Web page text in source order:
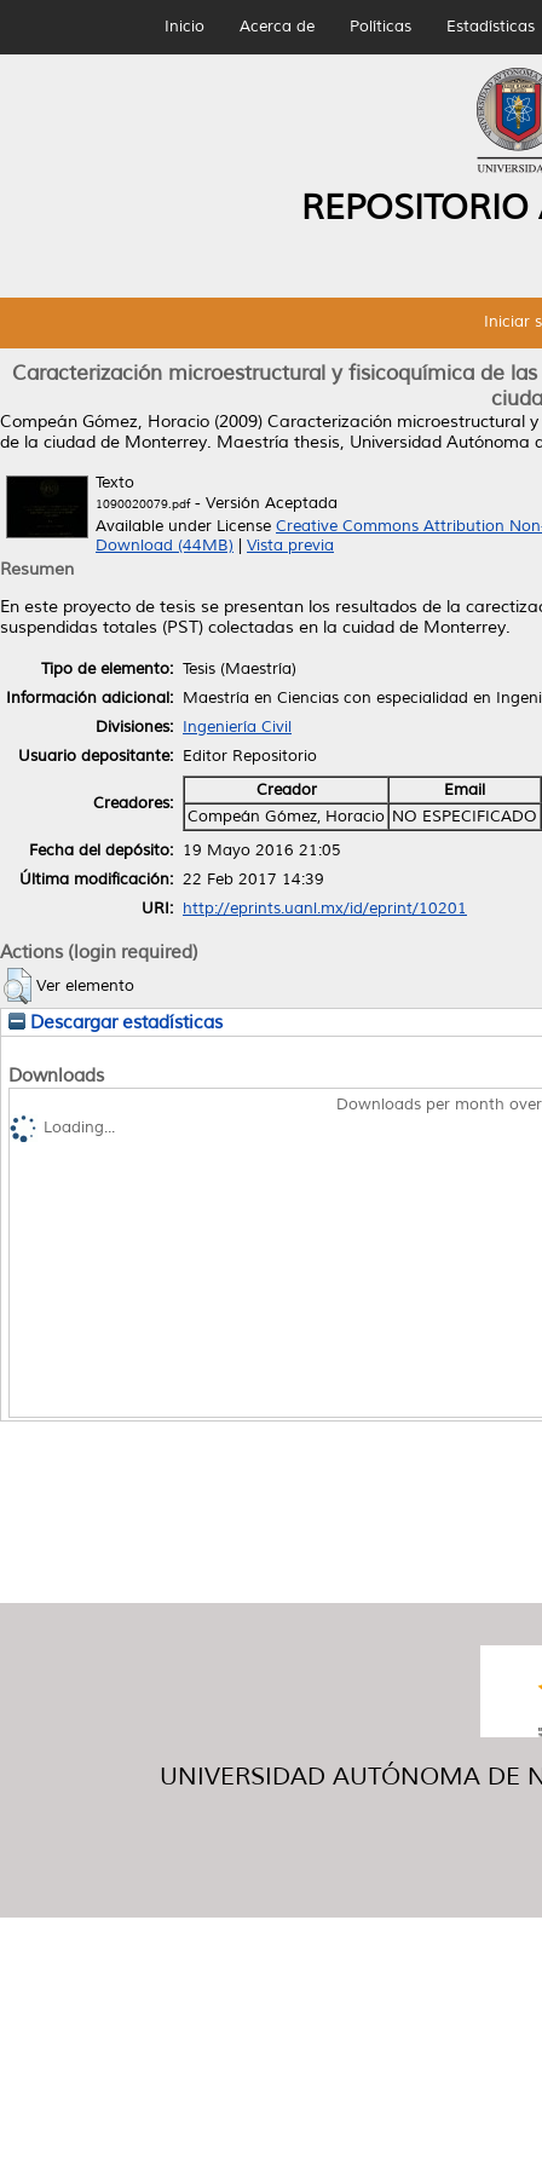
Inicio Acerca de Políticas Estadísticas
Iniciar
Caracterización microestructural y fisicoquímica de
Compeán Gómez, Horacio (2009) Caracterización microestructural
de la ciudad de Monterrey. Maestría thesis, Universidad Autónoma
Texto
1090020079.pdf- Versión Aceptada
Available under License Creative Commons Attribution
Download (44MB)
Vista previa
Resumen
En este proyecto de tesis se presentan los resultados de la
suspendidas totales (PST) colectadas en la cuidad de Monterrey.
Tipo de elemento: Tesis (Maestría)
Información adicional: Maestría en Ciencias con especialidad en
Divisiones: Ingeniería Civil
Usuario depositante: Editor Repositorio
Creadores:
Creador
Email
Compeán Gómez, Horacio NO ESPECIFICADO
Fecha del depósito: 19 Mayo 2016 21:05
Última modificación: 22 Feb 2017 14:39
URI: http://eprints.uanl.mx/id/eprint/10201
Actions (login required)
Ver elemento
Descargar estadísticas
Downloads
Downloads per month
Loading...
UNIVERSIDAD AUTÓNOMA DE